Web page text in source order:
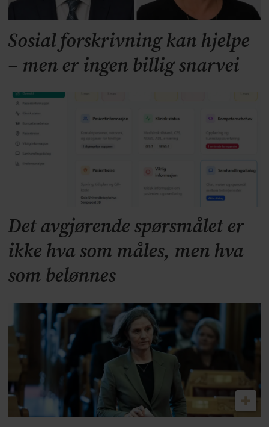
Sosial forskrivning kan hjelpe
– men er ingen billig snarvei
Det avgjørende spørsmålet er
ikke hva som måles, men hva
som belønnes